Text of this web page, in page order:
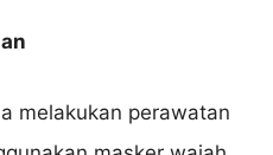
melakukan perawatan